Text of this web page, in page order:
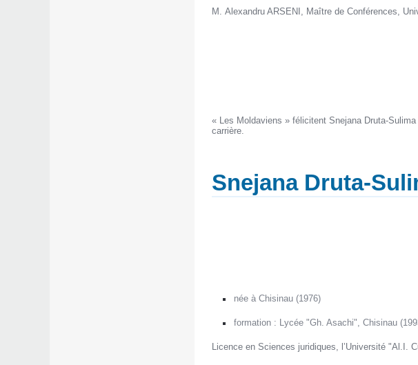
M. Alexandru ARSENI, Maître de Conférences,
« Les Moldaviens » félicitent Snejana Druta-
carrière.
Snejana Druta-
née à Chisinau (1976)
formation : Lycée "Gh. Asachi", Chisinau
Licence en Sciences juridiques, l’Université "Al.I.